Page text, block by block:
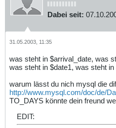
Dabei seit:
31.05.2003, 11:35
was steht in $arrival_date, was
was steht in $date1, was steht in
warum lässt du nich mysql die
http://www.mysql.com/doc/de/
TO_DAYS könnte dein freund
EDIT: